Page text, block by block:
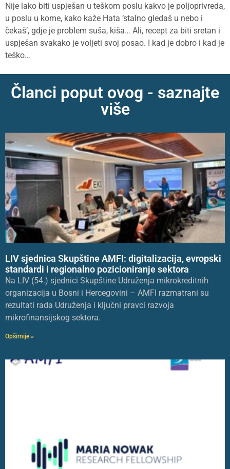
Nije lako biti uspješan u teškom poslu kakvo je poljoprivreda,
u poslu u kome, kako kaže Hata ‘stalno gledaš u nebo i
čekaš’, gdje je problem suša, kiša… Ali, recept za biti sretan i
uspješan svakako je voljeti svoj posao. I kad je dobro i kad je
teško…
Članci poput ovog - saznajte
više
LIV sjednica Skupštine AMFI: digitalizacija, evropski
standardi i regionalno pozicioniranje sektora
Na LIV (54.) sjednici Skupštine Udruženja mikrokreditnih
organizacija u Bosni i Hercegovini – AMFI razmatrani su
rezultati rada Udruženja i ključni pravci razvoja
mikrofinansijskog sektora.
Opširnije »